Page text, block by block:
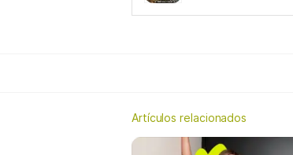
Artículos relacionados